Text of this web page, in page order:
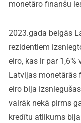
monetāro finanšu
2023.gada beigās
rezidentiem
eiro, kas ir par
Latvijas monetārās
eiro bija
vairāk nekā pirms
kredītu atlikums